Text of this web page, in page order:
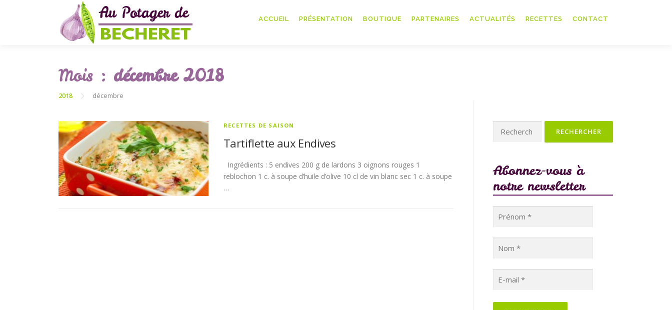
ACCUEIL PRÉSENTATION BOUTIQUE PARTENAIRES ACTUALITÉS RECETTES CONTACT
Mois : décembre 2018
2018 décembre
RECETTES DE SAISON
Tartiflette aux Endives
Ingrédients : 5 endives 200 g de lardons 3 oignons rouges 1
reblochon 1 c. à soupe d’huile d’olive 10 cl de vin blanc sec 1 c. à soupe
…
Abonnez-vous à
notre newsletter